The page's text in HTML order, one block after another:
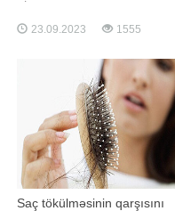
xəbər verir ki, onlar silahlı hücum
nəticəsində həlak olub. Xəbər
və təcili tibbi qrupları cəsədlərin
beşinində kişiyə aid olduğunu
23.09.2023 1555
Saç tökülməsinin qarşısını